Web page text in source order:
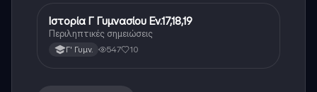
Ιστορία
Ιστορία Γ Γυμνασίου Εν.17,18,19
Περιληπτικές σημειώσεις
Γ' Γυμν. 547 10